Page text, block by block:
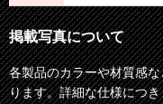
掲載写真について
各製品のカラーや材質感
ります。詳細な仕様につ